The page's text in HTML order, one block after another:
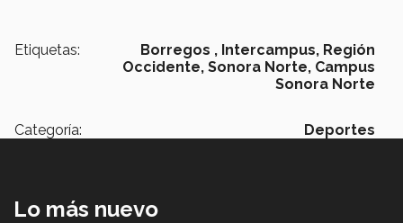
Etiquetas: Borregos , Intercampus, Región
Occidente, Sonora Norte, Campus
Sonora Norte
Categoría: Deportes
Lo más nuevo